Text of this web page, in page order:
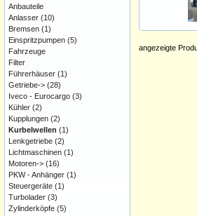
angezeigte
Anbauteile
Anlasser (10)
Bremsen (1)
Einspritzpumpen (5)
Fahrzeuge
Filter
Führerhäuser (1)
Getriebe-> (28)
Iveco - Eurocargo (3)
Kühler (2)
Kupplungen (2)
Kurbelwellen (1)
Lenkgetriebe (2)
Lichtmaschinen (1)
Motoren-> (16)
PKW - Anhänger (1)
Steuergeräte (1)
Turbolader (3)
Zylinderköpfe (5)